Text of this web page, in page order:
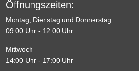
Öffnungszeiten:
Montag, Dienstag und Donnerstag
09:00 Uhr - 12:00 Uhr
Mittwoch
14:00 Uhr - 17:00 Uhr